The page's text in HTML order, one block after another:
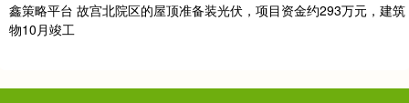
鑫策略平台 故宫北院区的屋顶准备装光伏，项目资金约293万元，建筑
物10月竣工